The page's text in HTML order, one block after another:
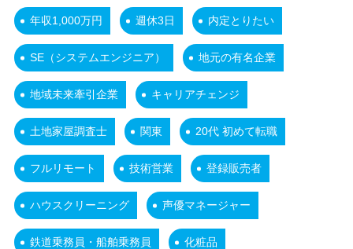
年収1,000万円 週休3日 内定とりたい
SE（システムエンジニア） 地元の有名企業
地域未来牽引企業 キャリアチェンジ
土地家屋調査士 関東 20代 初めて転職
フルリモート 技術営業 登録販売者
ハウスクリーニング 声優マネージャー
鉄道乗務員・船舶乗務員 化粧品